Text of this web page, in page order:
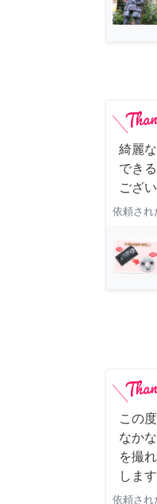
綺麗
でき
ござ
依頼され
この
なか
を撮
します
依頼され